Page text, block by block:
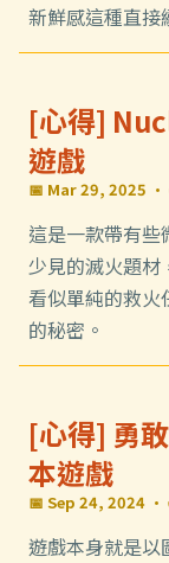
新鮮感這種直接
[心得]
遊戲
📅 Mar 29, 2025 ·
這是一款帶有
少見的滅火題材
看似單純的救
的秘密。
[心得] 勇
本遊戲
📅 Sep 24, 2024 ·
遊戲本身就是以